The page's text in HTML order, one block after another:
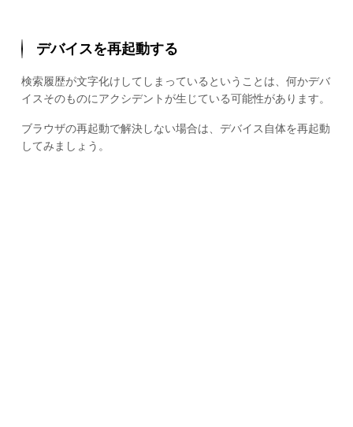
デバイスを再起動する
検索履歴が文字化けしてしまっているということは、何かデバ
イスそのものにアクシデントが生じている可能性があります。
ブラウザの再起動で解決しない場合は、デバイス自体を再起動
してみましょう。